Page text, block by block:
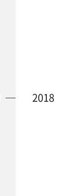
2018